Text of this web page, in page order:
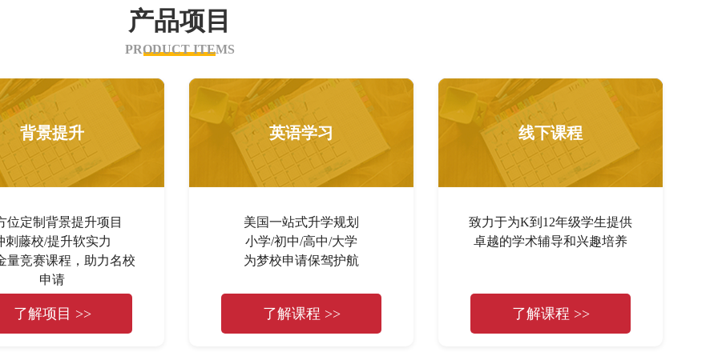
产品项目
PRODUCT ITEMS
背景提升
位定制背景提升项目
刺藤校/提升软实力
量竞赛课程，助力名校
申请
了解项目 >>
英语学习
美国一站式升学规划
小学/初中/高中/大学
为梦校申请保驾护航
了解课程 >>
线下课程
致力于为K到12年级学生提供
卓越的学术辅导和兴趣培养
了解课程 >>